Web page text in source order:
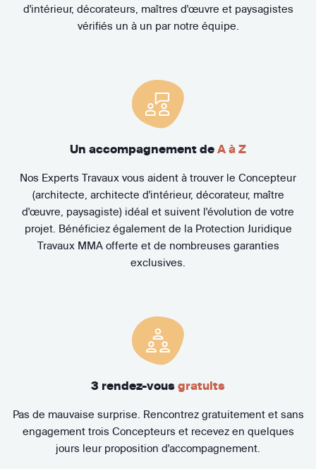
d'intérieur, décorateurs, maîtres d'œuvre et paysagistes
vérifiés un à un par notre équipe.
Un accompagnement de A à Z
Nos Experts Travaux vous aident à trouver le Concepteur
(architecte, architecte d'intérieur, décorateur, maître
d'œuvre, paysagiste) idéal et suivent l'évolution de votre
projet. Bénéficiez également de la Protection Juridique
Travaux MMA offerte et de nombreuses garanties
exclusives.
3 rendez-vous gratuits
Pas de mauvaise surprise. Rencontrez gratuitement et sans
engagement trois Concepteurs et recevez en quelques
jours leur proposition d'accompagnement.